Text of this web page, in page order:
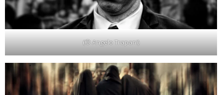
(© Angelo Trapani)